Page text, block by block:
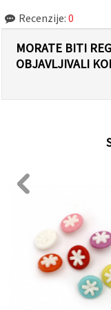
Recenzije: 0
MORATE BITI
OBJAVLJIVALI